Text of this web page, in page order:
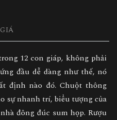
12 con giáp, không phải
đầu dễ dàng như thế, nó
định nào đó. Chuột thông
sự nhanh trí, biểu tượng của
đông đúc sum họp. Rượu